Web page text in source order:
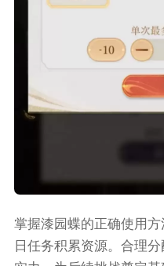
掌握漆园蝶的正确使用
日任务积累资源。合理